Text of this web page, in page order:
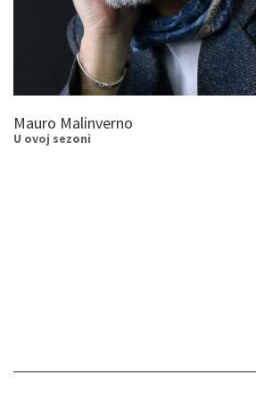
Mauro Malinverno
U ovoj sezoni